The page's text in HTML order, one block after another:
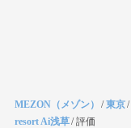
MEZON（メゾン） /東京/
resort Ai浅草/評価